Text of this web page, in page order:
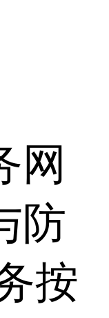
网
防
按